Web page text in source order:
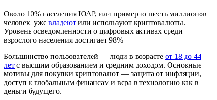
Около 10% населения ЮАР, или примерно шесть миллионов
человек, уже владеют или используют криптовалюты.
Уровень осведомленности о цифровых активах среди
взрослого населения достигает 98%.
Большинство пользователей — люди в возрасте от 18 до 44
лет с высшим образованием и средним доходом. Основные
мотивы для покупки криптовалют — защита от инфляции,
доступ к глобальным финансам и вера в технологию как в
деньги будущего.